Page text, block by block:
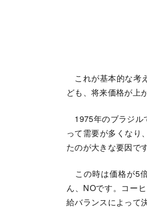
これが基本的な考
ども、将来価格が上
1975年のブラジル
って需要が多くなり
たのが大きな要因で
この時は価格が5
ん、NOです。コー
給バランスによって